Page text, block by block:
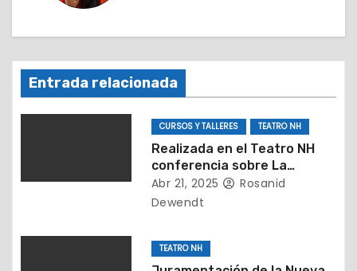
ó
n
d
t
Entrada relacionada
CURSOS Y TALLERES TEATRO NH
Realizada en el Teatro NH
conferencia sobre La
importancia de detectar a
tiempo el TEA
Abr 21, 2025
Rosanid
Dewendt
TEATRO NH